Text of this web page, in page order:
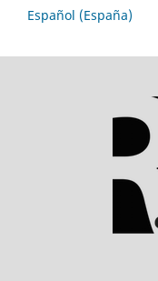
Español (España)